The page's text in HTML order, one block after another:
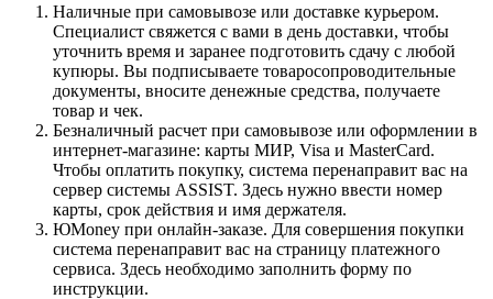
Наличные при самовывозе или доставке курьером.
Специалист свяжется с вами в день доставки, чтобы
уточнить время и заранее подготовить сдачу с любой
купюры. Вы подписываете товаросопроводительные
документы, вносите денежные средства, получаете
товар и чек.
Безналичный расчет при самовывозе или оформлении в
интернет-магазине: карты МИР, Visa и MasterCard.
Чтобы оплатить покупку, система перенаправит вас на
сервер системы ASSIST. Здесь нужно ввести номер
карты, срок действия и имя держателя.
ЮMoney при онлайн-заказе. Для совершения покупки
система перенаправит вас на страницу платежного
сервиса. Здесь необходимо заполнить форму по
инструкции.